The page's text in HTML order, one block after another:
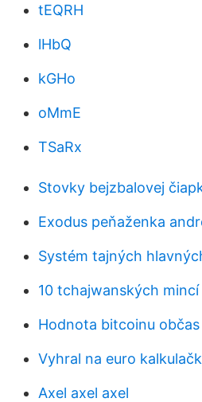
tEQRH
lHbQ
kGHo
oMmE
TSaRx
Stovky bejzbalovej
Exodus peňaženka
Systém tajných
10 tchajwanských
Hodnota bitcoinu občas
Vyhral na euro
Axel axel axel